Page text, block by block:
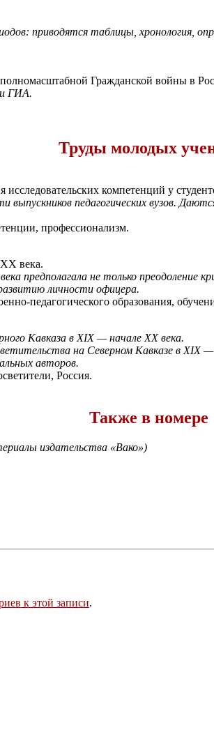
приводятся таблицы, хронология,
Гражданской войны в
и ГИА.
Труды молодых
компетенций у
педагогических вузов.
профессионализм.
века.
предполагала не только преодоление
личности офицера.
педагогического образования,
Кавказа в ХIХ — начале ХХ века.
на Северном Кавказе в ХIХ
авторов.
Россия.
Также в номере
издательства «Вако»)
к этой записи.